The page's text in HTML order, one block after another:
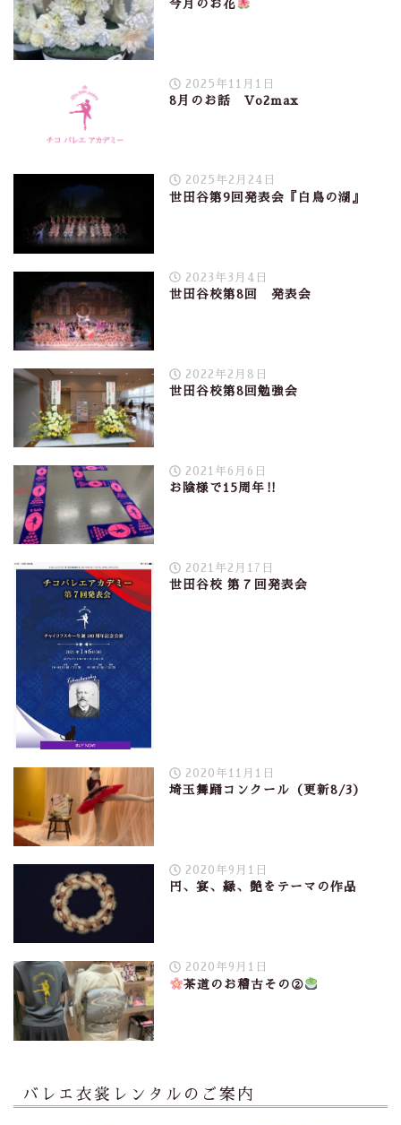
今月のお花
2025年11月1日
8月のお話 Vo2max
2025年2月24日
世田谷第9回発表会『白鳥の湖』
2023年3月4日
世田谷校第8回 発表会
2022年2月8日
世田谷校第8回勉強会
2021年6月6日
お陰様で15周年‼︎
2021年2月17日
世田谷校 第７回発表会
2020年11月1日
埼玉舞踊コンクール（更新8/3）
2020年9月1日
円、宴、縁、艶をテーマの作品
2020年9月1日
茶道のお稽古その②
バレエ衣裳レンタルのご案内